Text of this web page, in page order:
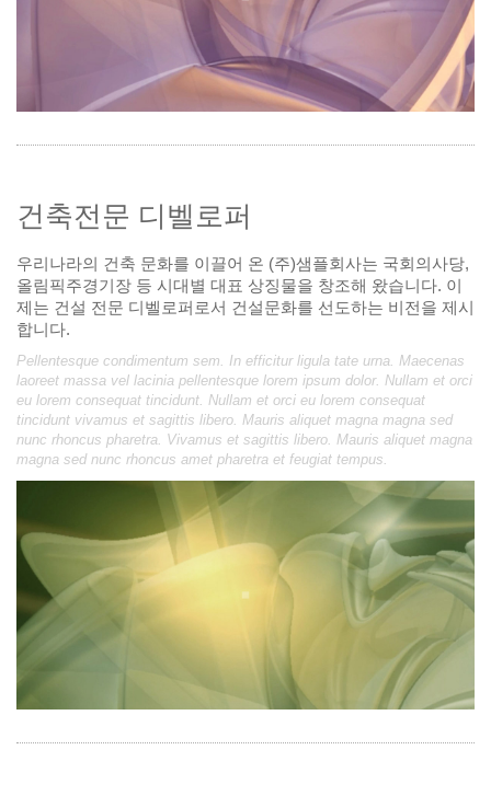
건축전문 디벨로퍼
우리나라의 건축 문화를 이끌어 온 (주)샘플회사는 국회의사당,
올림픽주경기장 등 시대별 대표 상징물을 창조해 왔습니다. 이
제는 건설 전문 디벨로퍼로서 건설문화를 선도하는 비전을 제시
합니다.
Pellentesque condimentum sem. In efficitur ligula tate urna. Maecenas
laoreet massa vel lacinia pellentesque lorem ipsum dolor. Nullam et orci
eu lorem consequat tincidunt. Nullam et orci eu lorem consequat
tincidunt vivamus et sagittis libero. Mauris aliquet magna magna sed
nunc rhoncus pharetra. Vivamus et sagittis libero. Mauris aliquet magna
magna sed nunc rhoncus amet pharetra et feugiat tempus.